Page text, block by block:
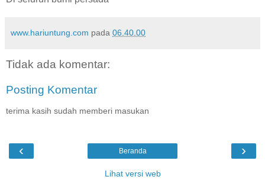
www.hariuntung.com pada 06.40.00
Tidak ada komentar:
Posting Komentar
terima kasih sudah memberi masukan
‹ ›
Beranda
Lihat versi web